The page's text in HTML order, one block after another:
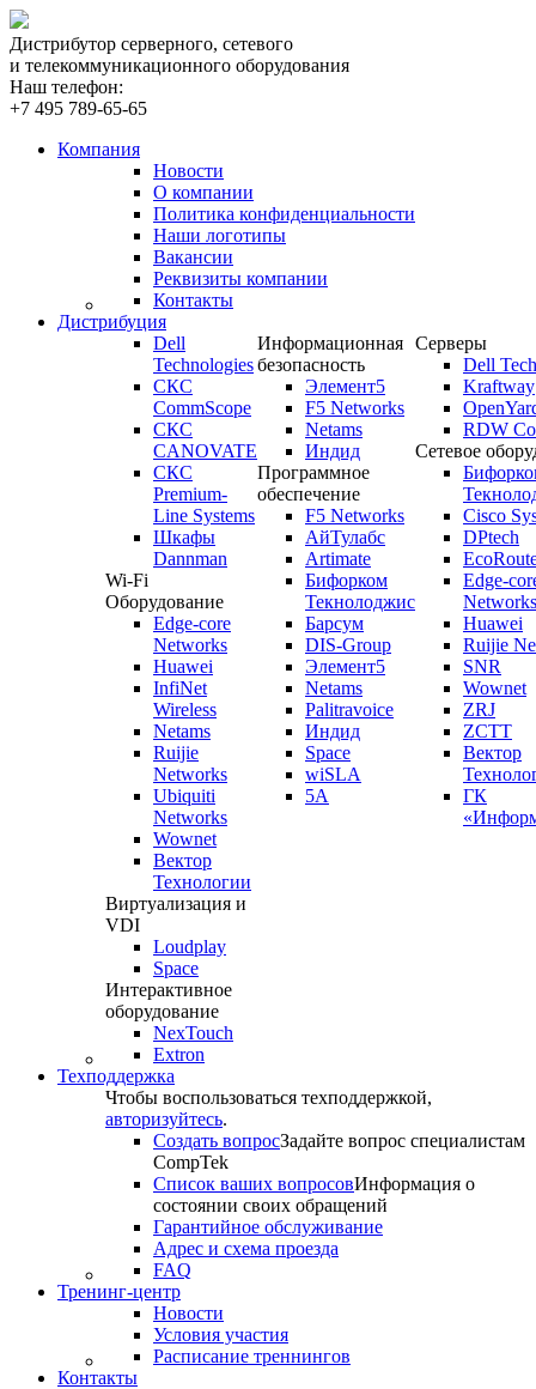
Дистрибутор серверного, сетевого
и телекоммуникационного оборудования
Наш телефон:
+7 495 789-65-65
Компания
Новости
О компании
Политика конфиденциальности
Наши логотипы
Вакансии
Реквизиты компании
Контакты
Дистрибуция
Dell
Technologies
СКС
CommScope
СКС
CANOVATE
СКС
Premium-
Line Systems
Шкафы
Dannman
Wi-Fi
Оборудование
Edge-core
Networks
Huawei
InfiNet
Wireless
Netams
Ruijie
Networks
Ubiquiti
Networks
Wownet
Вектор
Технологии
Виртуализация и
VDI
Loudplay
Space
Интерактивное
оборудование
NexTouch
Extron
Информационная
безопасность
Элемент5
F5 Networks
Netams
Индид
Программное
обеспечение
F5 Networks
АйТулабс
Artimate
Бифорком
Текнолоджис
Барсум
DIS-Group
Элемент5
Netams
Palitravoice
Индид
Space
wiSLA
5A
Серверы
Dell
Kraftway
RDW
Сетевое
Cisco
DPtech
Edge-
Networks
Huawei
Ruijie
SNR
Wownet
ZRJ
ZCTT
Вектор
ГК
Техподдержка
Чтобы воспользоваться техподдержкой,
авторизуйтесь.
Создать вопросЗадайте вопрос специалистам
CompTek
Список ваших вопросовИнформация о
состоянии своих обращений
Гарантийное обслуживание
Адрес и схема проезда
FAQ
Тренинг-центр
Новости
Условия участия
Расписание треннингов
Контакты